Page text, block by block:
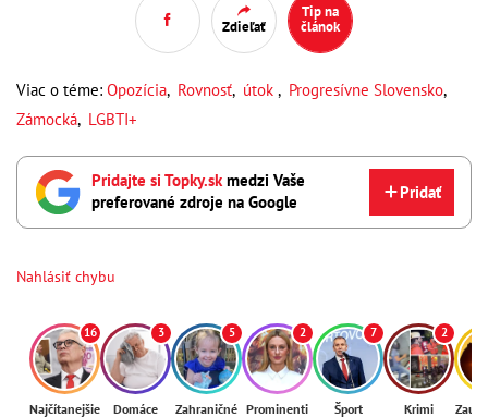
Zdieľať
Tip na
článok
Viac o téme: Opozícia, Rovnosť, útok , Progresívne Slovensko,
Zámocká, LGBTI+
Pridajte si Topky.skmedzi Vaše
preferované zdroje na Google
Pridať
Nahlásiť chybu
16
Najčítanejšie
3
Domáce
5
Zahraničné
2
Prominenti
7
Šport
2
Krimi